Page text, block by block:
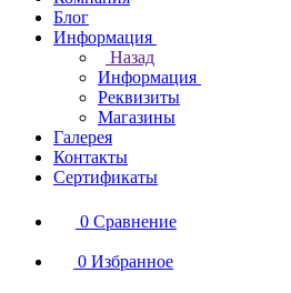
Блог
Информация
Назад
Информация
Реквизиты
Магазины
Галерея
Контакты
Сертификаты
0 Сравнение
0 Избранное